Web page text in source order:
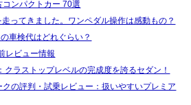
ンパクトカー 70選
ってきました。ワンペダル操作は感動もの？
車検代はどれぐらい？
レビュー情報
クラストップレベルの完成度を誇るセダン！
の評判・試乗レビュー：扱いやすいプレミア